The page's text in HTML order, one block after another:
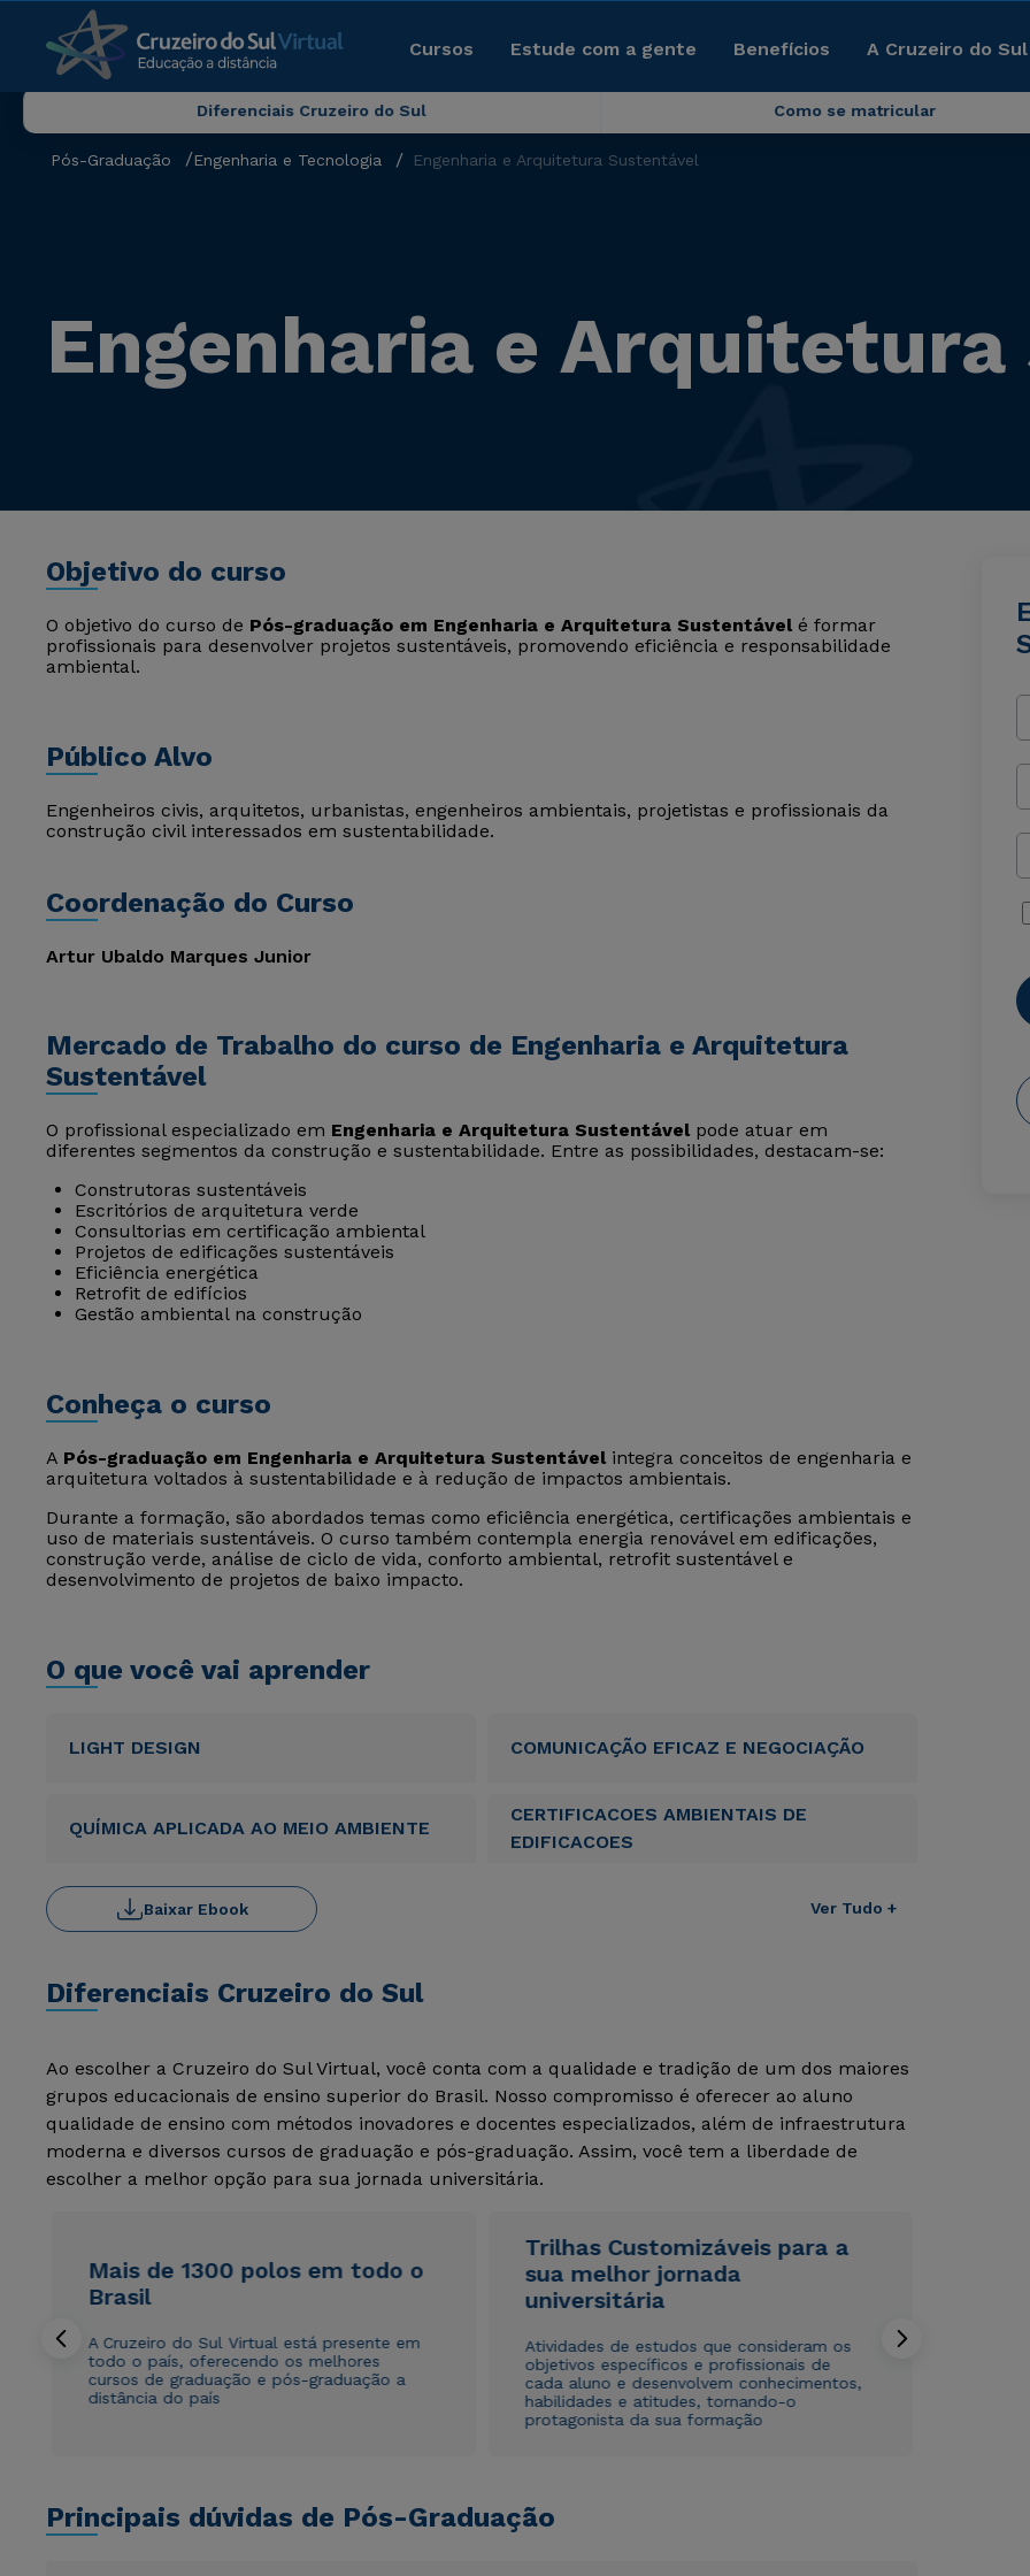
Cursos Estude com a gente Benefícios A Cruzeiro do
Diferenciais Cruzeiro do Sul Como se matricular
Pós-Graduação Engenharia e Tecnologia Engenharia e Arquitetura Sustentável
Engenharia e
Objetivo do curso
O objetivo do curso de Pós-graduação em Engenharia e Arquitetura Sustentávelé formar
profissionais para desenvolver projetos sustentáveis, promovendo eficiência e responsabilidade
ambiental.
Público Alvo
Engenheiros civis, arquitetos, urbanistas, engenheiros ambientais, projetistas e profissionais da
construção civil interessados em sustentabilidade.
Coordenação do Curso
Artur Ubaldo Marques Junior
Mercado de Trabalho do curso de Engenharia e Arquitetura
Sustentável
O profissional especializado em Engenharia e Arquitetura Sustentávelpode atuar em
diferentes segmentos da construção e sustentabilidade. Entre as possibilidades, destacam-se:
Construtoras sustentáveis
Escritórios de arquitetura verde
Consultorias em certificação ambiental
Projetos de edificações sustentáveis
Eficiência energética
Retrofit de edifícios
Gestão ambiental na construção
Conheça o curso
A Pós-graduação em Engenharia e Arquitetura Sustentávelintegra conceitos de engenharia e
arquitetura voltados à sustentabilidade e à redução de impactos ambientais.
Durante a formação, são abordados temas como eficiência energética, certificações ambientais e
uso de materiais sustentáveis. O curso também contempla energia renovável em edificações,
construção verde, análise de ciclo de vida, conforto ambiental, retrofit sustentável e
desenvolvimento de projetos de baixo impacto.
O que você vai aprender
LIGHT DESIGN COMUNICAÇÃO EFICAZ E NEGOCIAÇÃO
QUÍMICA APLICADA AO MEIO AMBIENTE
CERTIFICACOES AMBIENTAIS DE
EDIFICACOES
Ver Tudo +
Baixar Ebook
Diferenciais Cruzeiro do Sul
Ao escolher a Cruzeiro do Sul Virtual, você conta com a qualidade e tradição de um dos maiores
grupos educacionais de ensino superior do Brasil. Nosso compromisso é oferecer ao aluno
qualidade de ensino com métodos inovadores e docentes especializados, além de infraestrutura
moderna e diversos cursos de graduação e pós-graduação. Assim, você tem a liberdade de
escolher a melhor opção para sua jornada universitária.
Mais de 1300 polos em todo o
Brasil
A Cruzeiro do Sul Virtual está presente em
todo o país, oferecendo os melhores
cursos de graduação e pós-graduação a
distância do país
Trilhas Customizáveis para a
sua melhor jornada
universitária
Atividades de estudos que consideram os
objetivos específicos e profissionais de
cada aluno e desenvolvem conhecimentos,
habilidades e atitudes, tornando-o
protagonista da sua formação
Principais dúvidas de Pós-Graduação
Rápido e fácil
WhatsApp
Estou de acordo com a Política de Privacidade.
autorizo que meus dados sejam utilizados para o
envio de conteúdos da Cruzeiro do Sul.
Rápido e fácil
WhatsApp
Estou de acordo com a Política de Privacidade.
autorizo que meus dados sejam utilizados para o
envio de conteúdos da Cruzeiro do Sul.